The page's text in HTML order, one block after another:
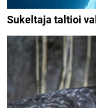
Sukeltaja taltioi